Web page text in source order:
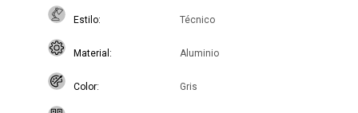
Estilo Técnico
Material Aluminio
Color Gris